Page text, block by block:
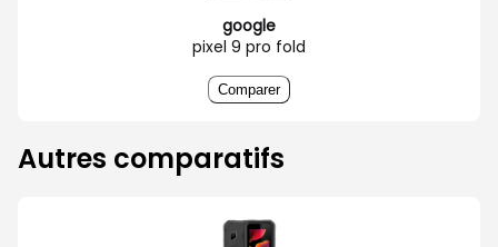
google
pixel 9 pro fold
Comparer
Autres comparatifs